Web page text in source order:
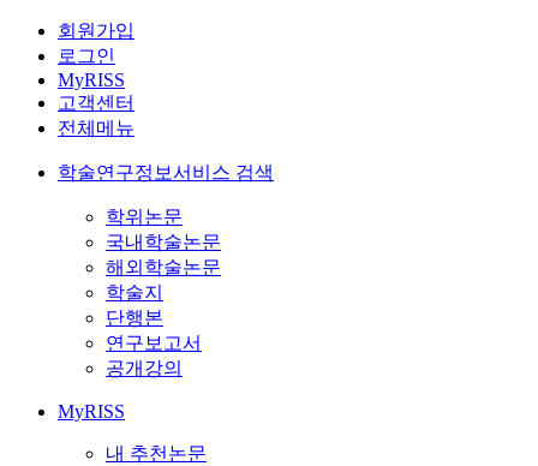
회원가입
로그인
MyRISS
고객센터
전체메뉴
학술연구정보서비스 검색
학위논문
국내학술논문
해외학술논문
학술지
단행본
연구보고서
공개강의
MyRISS
내 추천논문